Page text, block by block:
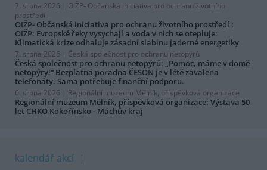
7. srpna 2026 | OIŽP- Občanská iniciativa pro ochranu životního
prostředí
OIŽP- Občanská iniciativa pro ochranu životního prostředí :
OIŽP: Evropské řeky vysychají a voda v nich se otepluje:
Klimatická krize odhaluje zásadní slabinu jaderné energetiky
7. srpna 2026 | Česká společnost pro ochranu netopýrů
Česká společnost pro ochranu netopýrů: „Pomoc, máme v domě
netopýry!“ Bezplatná poradna ČESON je v létě zavalena
telefonáty. Sama potřebuje finanční podporu.
6. srpna 2026 | Regionální muzeum Mělník, příspěvková organizace
Regionální muzeum Mělník, příspěvková organizace: Výstava 50
let CHKO Kokořínsko - Máchův kraj
kalendář akcí